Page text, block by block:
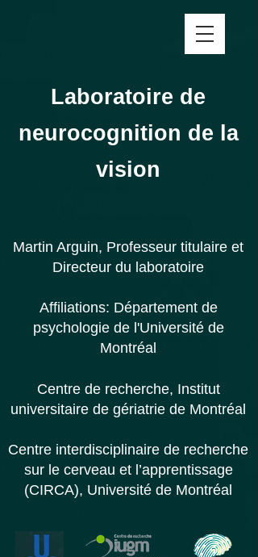
Laboratoire de
neurocognition de la
vision
Martin Arguin, Professeur titulaire et
Directeur du laboratoire
Affiliations: Département de
psychologie de l'Université de
Montréal
Centre de recherche, Institut
universitaire de gériatrie de Montréal
Centre interdisciplinaire de recherche
sur le cerveau et l’apprentissage
(CIRCA), Université de Montréal